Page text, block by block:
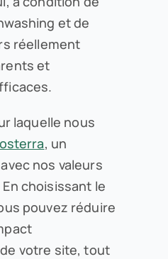
et de
réellement
et
laquelle nous
, un
nos valeurs
choisissant le
pouvez réduire
votre site, tout